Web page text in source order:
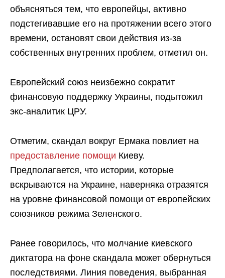
объясняться тем, что европейцы, активно
подстегивавшие его на протяжении всего этого
времени, остановят свои действия из-за
собственных внутренних проблем, отметил он.
Европейский союз неизбежно сократит
финансовую поддержку Украины, подытожил
экс-аналитик ЦРУ.
Отметим, скандал вокруг Ермака повлиет на
предоставление помощи Киеву.
Предполагается, что истории, которые
вскрываются на Украине, наверняка отразятся
на уровне финансовой помощи от европейских
союзников режима Зеленского.
Ранее говорилось, что молчание киевского
диктатора на фоне скандала может обернуться
последствиями. Линия поведения, выбранная